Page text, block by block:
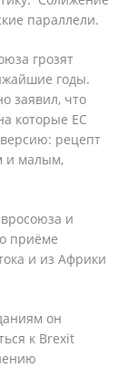
параллели.
грозят
годы.
заявил, что
которые ЕС
рецепт
и малым,
и
приёме
и из Африки
он
к Brexit